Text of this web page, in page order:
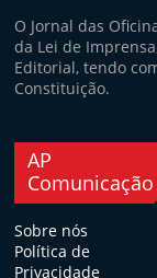
O Jornal das
da Lei de
Editorial, tendo
Constituição.
AP
Comunicação
Sobre nós
Política de
Privacidade